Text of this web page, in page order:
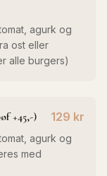
agurk og
ost eller
alle burgers)
+45,-) 129 kr
agurk og
med